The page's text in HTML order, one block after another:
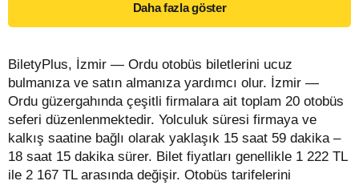
Daha fazla göster
BiletyPlus, İzmir — Ordu otobüs biletlerini ucuz
bulmanıza ve satın almanıza yardımcı olur. İzmir —
Ordu güzergahında çeşitli firmalara ait toplam 20 otobüs
seferi düzenlenmektedir. Yolculuk süresi firmaya ve
kalkış saatine bağlı olarak yaklaşık 15 saat 59 dakika –
18 saat 15 dakika sürer. Bilet fiyatları genellikle 1 222 TL
ile 2 167 TL arasında değişir. Otobüs tarifelerini